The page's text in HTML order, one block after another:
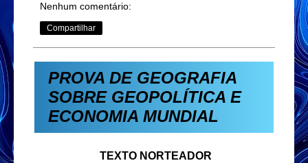
Nenhum comentário:
Compartilhar
PROVA DE GEOGRAFIA
SOBRE GEOPOLÍTICA E
ECONOMIA MUNDIAL
TEXTO NORTEADOR